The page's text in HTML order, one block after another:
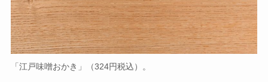
「江戸味噌おかき」（324円税込）。